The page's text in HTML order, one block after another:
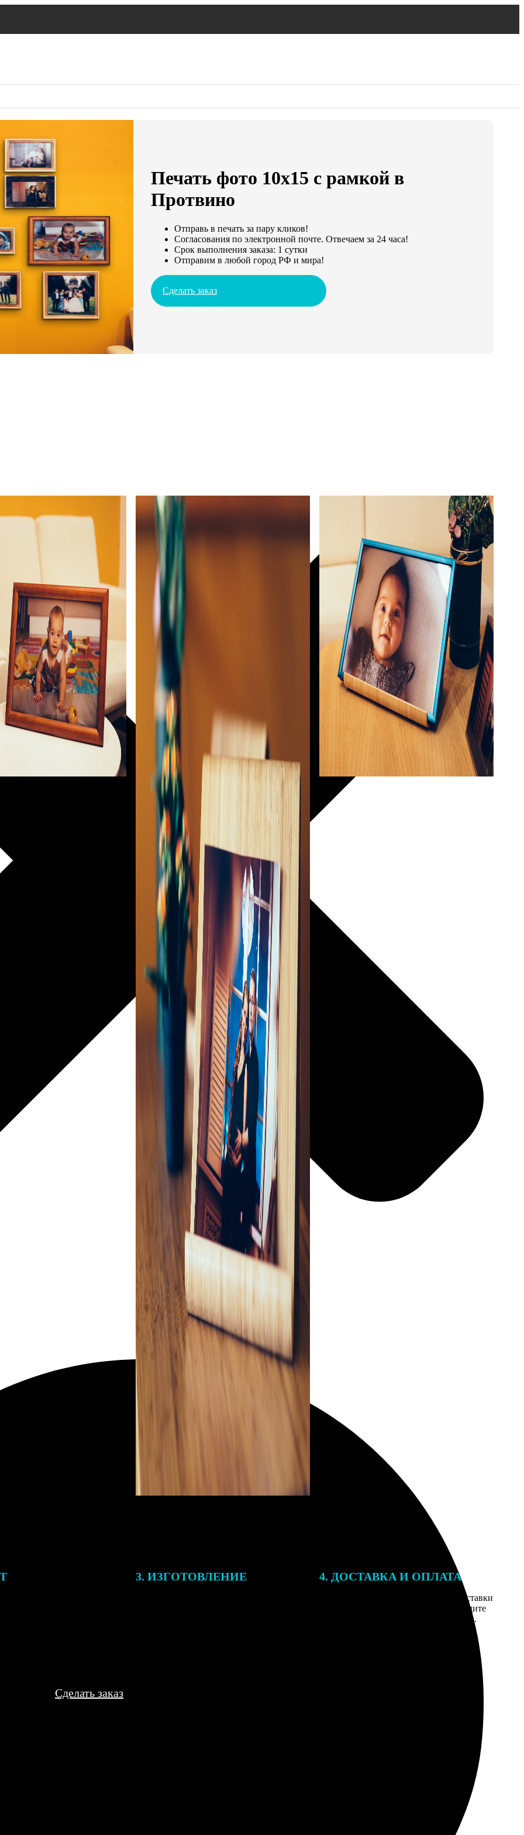
Печать фото 10х15 с рамкой в
Протвино
Отправь в печать за пару кликов!
Согласования по электронной почте. Отвечаем за 24 часа!
Срок выполнения заказа: 1 сутки
Отправим в любой город РФ и мира!
Сделать заказ
3. ИЗГОТОВЛЕНИЕ 4. ДОСТАВКА И ОПЛАТА
Введите адрес и выберите способ доставки
заказа. Если у вас есть промокод, введите
его в специальное поле для промокода.
Сделать заказ
приятную на ощупь. Подойдет для вклеивания.